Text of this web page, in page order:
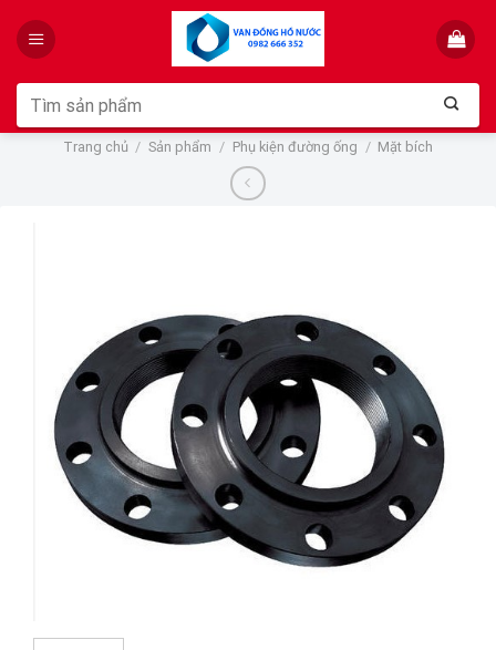
Tìm
kiếm:
Trang chủ / Sản phẩm / Phụ kiện đường ống / Mặt bích